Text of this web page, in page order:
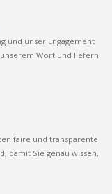
und unser Engagement
Wort und liefern
faire und transparente
damit Sie genau wissen,